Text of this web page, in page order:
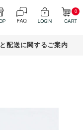
0
配送に関するご案内